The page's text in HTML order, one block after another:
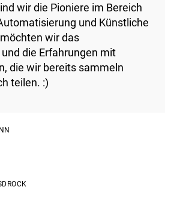
wir die Pioniere im Bereich
und Künstliche
wir das
die Erfahrungen mit
die wir bereits sammeln
teilen. :)